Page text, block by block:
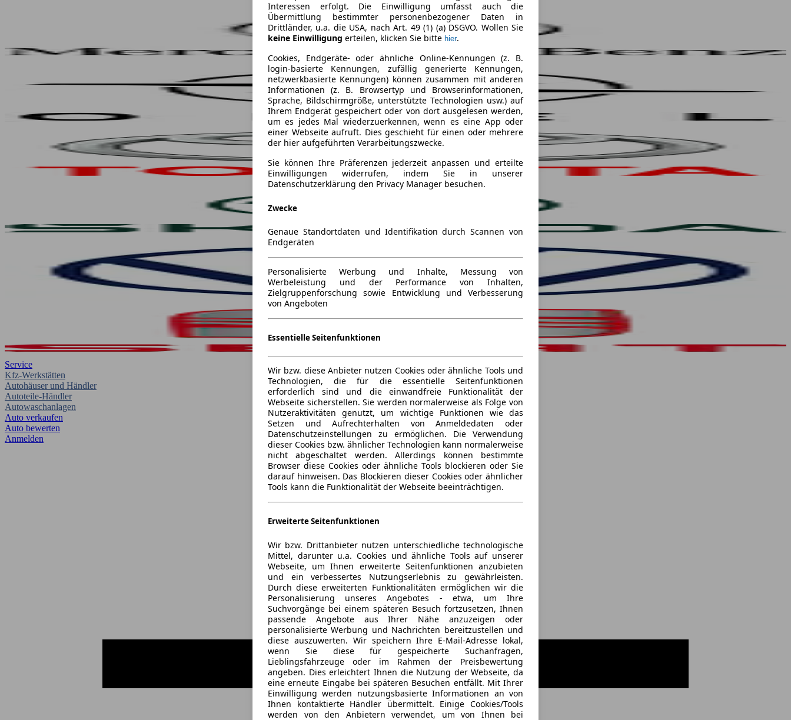
Service
Kfz-Werkstätten
Autohäuser und Händler
Autoteile-Händler
Autowaschanlagen
Auto verkaufen
Auto bewerten
Anmelden
Interessen erfolgt. Die Einwilligung umfasst auch die
Übermittlung bestimmter personenbezogener Daten in
Drittländer, u.a. die USA, nach Art. 49 (1) (a) DSGVO. Wollen Sie
keine Einwilligung erteilen, klicken Sie bitte hier.
Cookies, Endgeräte- oder ähnliche Online-Kennungen (z. B.
login-basierte Kennungen, zufällig generierte Kennungen,
netzwerkbasierte Kennungen) können zusammen mit anderen
Informationen (z. B. Browsertyp und Browserinformationen,
Sprache, Bildschirmgröße, unterstützte Technologien usw.) auf
Ihrem Endgerät gespeichert oder von dort ausgelesen werden,
um es jedes Mal wiederzuerkennen, wenn es eine App oder
einer Webseite aufruft. Dies geschieht für einen oder mehrere
der hier aufgeführten Verarbeitungszwecke.
Sie können Ihre Präferenzen jederzeit anpassen und erteilte
Einwilligungen widerrufen, indem Sie in unserer
Datenschutzerklärung den Privacy Manager besuchen.
Zwecke
Genaue Standortdaten und Identifikation durch Scannen von
Endgeräten
Personalisierte Werbung und Inhalte, Messung von
Werbeleistung und der Performance von Inhalten,
Zielgruppenforschung sowie Entwicklung und Verbesserung
von Angeboten
Essentielle Seitenfunktionen
Wir bzw. diese Anbieter nutzen Cookies oder ähnliche Tools und
Technologien, die für die essentielle Seitenfunktionen
erforderlich sind und die einwandfreie Funktionalität der
Webseite sicherstellen. Sie werden normalerweise als Folge von
Nutzeraktivitäten genutzt, um wichtige Funktionen wie das
Setzen und Aufrechterhalten von Anmeldedaten oder
Datenschutzeinstellungen zu ermöglichen. Die Verwendung
dieser Cookies bzw. ähnlicher Technologien kann normalerweise
nicht abgeschaltet werden. Allerdings können bestimmte
Browser diese Cookies oder ähnliche Tools blockieren oder Sie
darauf hinweisen. Das Blockieren dieser Cookies oder ähnlicher
Tools kann die Funktionalität der Webseite beeinträchtigen.
Erweiterte Seitenfunktionen
Wir bzw. Drittanbieter nutzen unterschiedliche technologische
Mittel, darunter u.a. Cookies und ähnliche Tools auf unserer
Webseite, um Ihnen erweiterte Seitenfunktionen anzubieten
und ein verbessertes Nutzungserlebnis zu gewährleisten.
Durch diese erweiterten Funktionalitäten ermöglichen wir die
Personalisierung unseres Angebotes - etwa, um Ihre
Suchvorgänge bei einem späteren Besuch fortzusetzen, Ihnen
passende Angebote aus Ihrer Nähe anzuzeigen oder
personalisierte Werbung und Nachrichten bereitzustellen und
diese auszuwerten. Wir speichern Ihre E-Mail-Adresse lokal,
wenn Sie diese für gespeicherte Suchanfragen,
Lieblingsfahrzeuge oder im Rahmen der Preisbewertung
angeben. Dies erleichtert Ihnen die Nutzung der Webseite, da
eine erneute Eingabe bei späteren Besuchen entfällt. Mit Ihrer
Einwilligung werden nutzungsbasierte Informationen an von
Ihnen kontaktierte Händler übermittelt. Einige Cookies/Tools
werden von den Anbietern verwendet, um von Ihnen bei